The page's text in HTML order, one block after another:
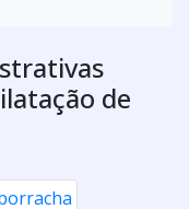
de